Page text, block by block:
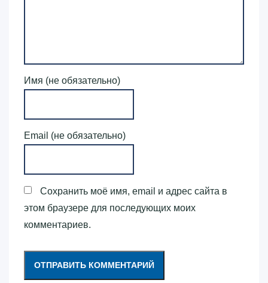
Имя (не обязательно)
Email (не обязательно)
Сохранить моё имя, email и адрес сайта в
этом браузере для последующих моих
комментариев.